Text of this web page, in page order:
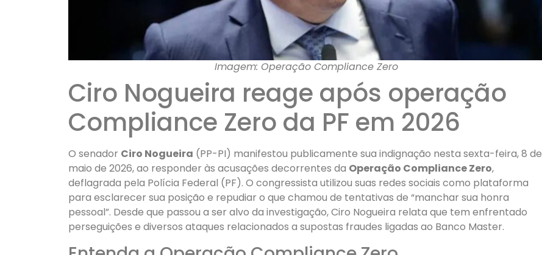
Imagem: Operação Compliance Zero
Ciro Nogueira reage após operação
Compliance Zero da PF em 2026
O senador Ciro Nogueira (PP-PI) manifestou publicamente sua indignação nesta sexta-feira, 8 de
maio de 2026, ao responder às acusações decorrentes da Operação Compliance Zero,
deflagrada pela Polícia Federal (PF). O congressista utilizou suas redes sociais como plataforma
para esclarecer sua posição e repudiar o que chamou de tentativas de “manchar sua honra
pessoal”. Desde que passou a ser alvo da investigação, Ciro Nogueira relata que tem enfrentado
perseguições e diversos ataques relacionados a supostas fraudes ligadas ao Banco Master.